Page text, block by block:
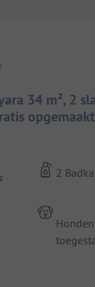
34 m², 2
2